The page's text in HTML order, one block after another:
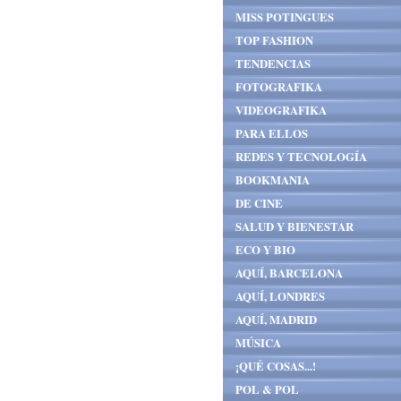
MISS POTINGUES
TOP FASHION
TENDENCIAS
FOTOGRAFIKA
VIDEOGRAFIKA
PARA ELLOS
REDES Y TECNOLOGÍA
BOOKMANIA
DE CINE
SALUD Y BIENESTAR
ECO Y BIO
AQUÍ, BARCELONA
AQUÍ, LONDRES
AQUÍ, MADRID
MÚSICA
¡QUÉ COSAS...!
POL & POL